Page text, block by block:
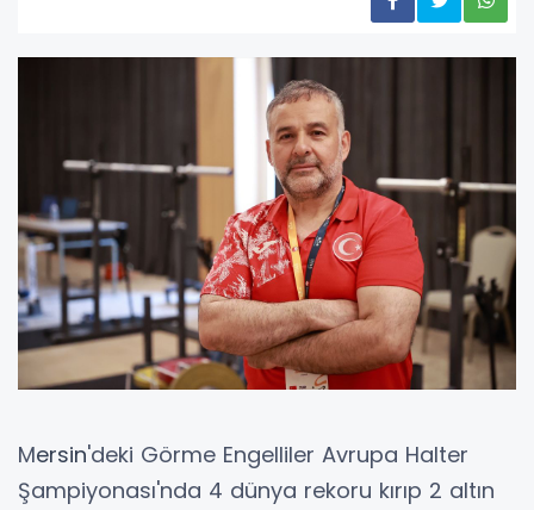
Mersin'deki Görme Engelliler Avrupa Halter
Şampiyonası'nda 4 dünya rekoru kırıp 2 altın